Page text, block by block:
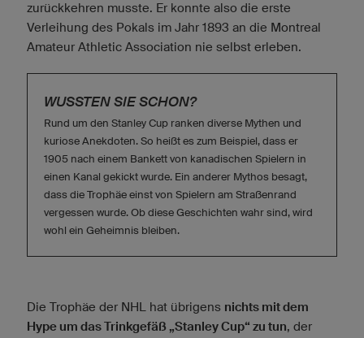
zurückkehren musste. Er konnte also die erste
Verleihung des Pokals im Jahr 1893 an die Montreal
Amateur Athletic Association nie selbst erleben.
WUSSTEN SIE SCHON?
Rund um den Stanley Cup ranken diverse Mythen und
kuriose Anekdoten. So heißt es zum Beispiel, dass er
1905 nach einem Bankett von kanadischen Spielern in
einen Kanal gekickt wurde. Ein anderer Mythos besagt,
dass die Trophäe einst von Spielern am Straßenrand
vergessen wurde. Ob diese Geschichten wahr sind, wird
wohl ein Geheimnis bleiben.
Die Trophäe der NHL hat übrigens nichts mit dem
Hype um das Trinkgefäß „Stanley Cup“ zu tun, der